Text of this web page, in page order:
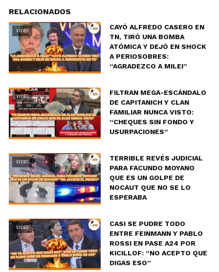
RELACIONADOS
VIDEO
CAYÓ ALFREDO CASERO EN
TN, TIRÓ UNA BOMBA
ATÓMICA Y DEJÓ EN SHOCK
A PERIOSOBRES:
“AGRADEZCO A MILEI”
VIDEO
FILTRAN MEGA-ESCÁNDALO
DE CAPITANICH Y CLAN
FAMILIAR NUNCA VISTO:
“CHEQUES SIN FONDO Y
USURPACIONES”
VIDEO
TERRIBLE REVÉS JUDICIAL
PARA FACUNDO MOYANO
QUE ES UN GOLPE DE
NOCAUT QUE NO SE LO
ESPERABA
VIDEO
CASI SE PUDRE TODO
ENTRE FEINMANN Y PABLO
ROSSI EN PASE A24 POR
KICILLOF: “NO ACEPTO QUE
DIGAS ESO”